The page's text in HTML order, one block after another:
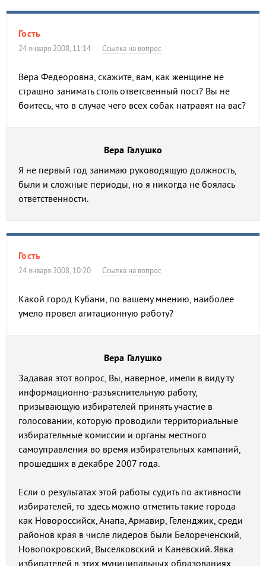
Гость
24 января 2008, 11:14 Ссылка на вопрос
Вера Федеоровна, скажите, вам, как женщине не
страшно занимать столь ответсвенный пост? Вы не
боитесь, что в случае чего всех собак натравят на вас?
Вера Галушко
Я не первый год занимаю руководящую должность,
были и сложные периоды, но я никогда не боялась
ответственности.
Гость
24 января 2008, 10:20 Ссылка на вопрос
Какой город Кубани, по вашему мнению, наиболее
умело провел агитационную работу?
Вера Галушко
Задавая этот вопрос, Вы, наверное, имели в виду ту
информационно-разъяснительную работу,
призывающую избирателей принять участие в
голосовании, которую проводили территориальные
избирательные комиссии и органы местного
самоуправления во время избирательных кампаний,
прошедших в декабре 2007 года.
Если о результатах этой работы судить по активности
избирателей, то здесь можно отметить такие города
как Новороссийск, Анапа, Армавир, Геленджик, среди
районов края в числе лидеров были Белореченский,
Новопокровский, Выселковский и Каневский. Явка
избирателей в этих муниципальных образованиях